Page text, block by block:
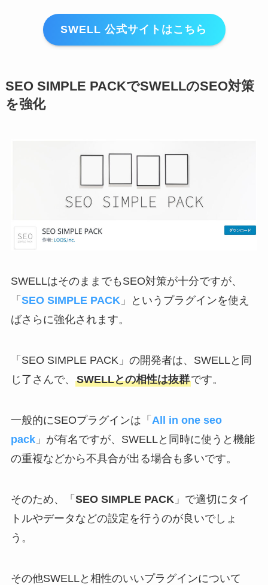
SWELL 公式サイトはこちら
SEO SIMPLE PACKでSWELLのSEO対策
を強化
SWELLはそのままでもSEO対策が十分ですが、
「 SEO SIMPLE PACK」というプラグインを使え
ばさらに強化されます。
「SEO SIMPLE PACK」の開発者は、SWELLと同
じ了さんで、 SWELLとの相性は抜群です。
一般的にSEOプラグインは「 All in one seo
pack」が有名ですが、SWELLと同時に使うと機能
の重複などから不具合が出る場合も多いです。
そのため、「 SEO SIMPLE PACK 」で適切にタイ
トルやデータなどの設定を行うのが良いでしょ
う。
その他SWELLと相性のいいプラグインについて